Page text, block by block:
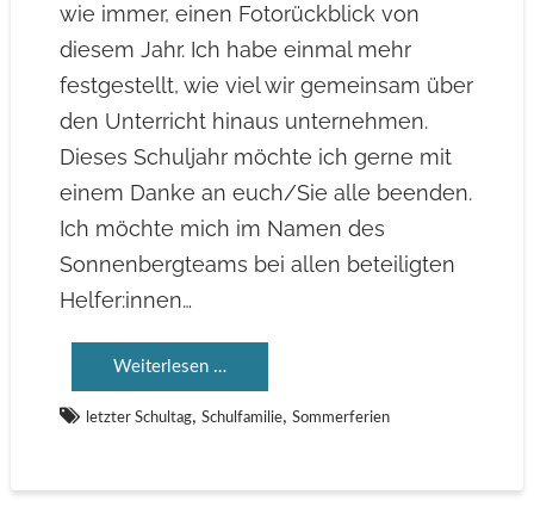
wie immer, einen Fotorückblick von
diesem Jahr. Ich habe einmal mehr
festgestellt, wie viel wir gemeinsam über
den Unterricht hinaus unternehmen.
Dieses Schuljahr möchte ich gerne mit
einem Danke an euch/Sie alle beenden.
Ich möchte mich im Namen des
Sonnenbergteams bei allen beteiligten
Helfer:innen…
Weiterlesen …
letzter Schultag, Schulfamilie, Sommerferien